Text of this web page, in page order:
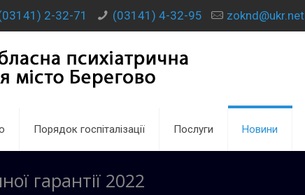
2-32-71 (03141) 4-32-95 zoknd@ukr.net
Порядок госпіталізації Послуги Новини
гарантії 2022